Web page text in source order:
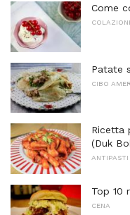
Come
Patate
CIBO
Ricetta
(Duk
ANTIPASTI
Top 10
CENA